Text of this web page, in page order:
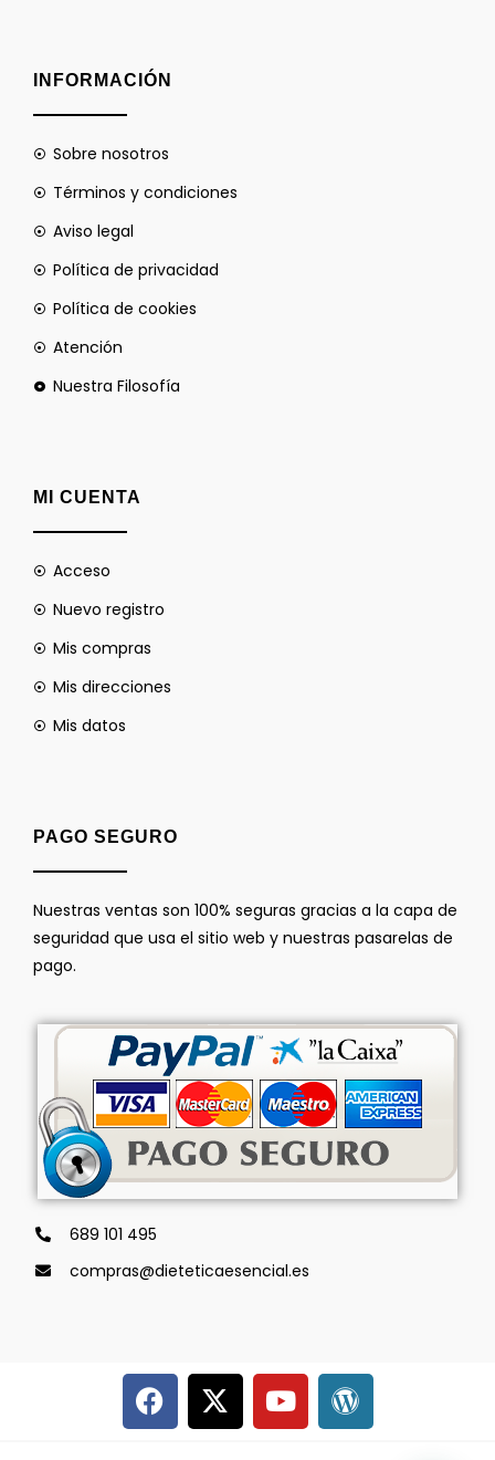
INFORMACIÓN
Sobre nosotros
Términos y condiciones
Aviso legal
Política de privacidad
Política de cookies
Atención
Nuestra Filosofía
MI CUENTA
Acceso
Nuevo registro
Mis compras
Mis direcciones
Mis datos
PAGO SEGURO
Nuestras ventas son 100% seguras gracias a la capa de
seguridad que usa el sitio web y nuestras pasarelas de
pago.
689 101 495
compras@dieteticaesencial.es